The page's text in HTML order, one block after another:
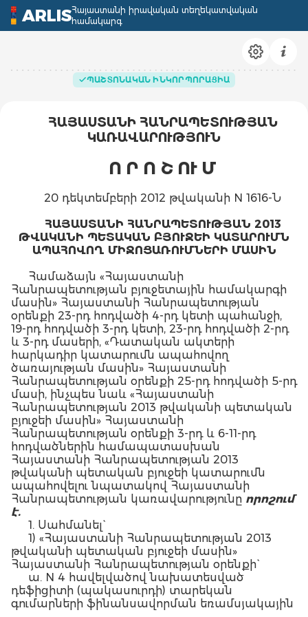
ARLISՀայաստանի իրավական տեղեկատվական
համակարգ
ՊԱՇՏՈՆԱԿԱՆ ԻՆԿՈՐՊՈՐԱՑԻԱ
ՀԱՅԱՍՏԱՆԻ ՀԱՆՐԱՊԵՏՈՒԹՅԱՆ
ԿԱՌԱՎԱՐՈՒԹՅՈՒՆ
Ո Ր Ո Շ ՈՒ Մ
20 դեկտեմբերի 2012 թվականի N 1616-Ն
ՀԱՅԱՍՏԱՆԻ ՀԱՆՐԱՊԵՏՈՒԹՅԱՆ 2013
ԹՎԱԿԱՆԻ ՊԵՏԱԿԱՆ ԲՅՈՒՋԵԻ ԿԱՏԱՐՈՒՄՆ
ԱՊԱՀՈՎՈՂ ՄԻՋՈՑԱՌՈՒՄՆԵՐԻ ՄԱՍԻՆ
Համաձայն «Հայաստանի
Հանրապետության բյուջետային համակարգի
մասին» Հայաստանի Հանրապետության
օրենքի 23-րդ հոդվածի 4-րդ կետի պահանջի,
19-րդ հոդվածի 3-րդ կետի, 23-րդ հոդվածի 2-րդ
և 3-րդ մասերի, «Դատական ակտերի
հարկադիր կատարումն ապահովող
ծառայության մասին» Հայաստանի
Հանրապետության օրենքի 25-րդ հոդվածի 5-րդ
մասի, ինչպես նաև «Հայաստանի
Հանրապետության 2013 թվականի պետական
բյուջեի մասին» Հայաստանի
Հանրապետության օրենքի 3-րդ և 6-11-րդ
հոդվածներին համապատասխան
Հայաստանի Հանրապետության 2013
թվականի պետական բյուջեի կատարումն
ապահովելու նպատակով Հայաստանի
Հանրապետության կառավարությունը որոշում
է.
1. Սահմանել`
1) «Հայաստանի Հանրապետության 2013
թվականի պետական բյուջեի մասին»
Հայաստանի Հանրապետության օրենքի`
ա. N 4 հավելվածով նախատեսված
դեֆիցիտի (պակասուրդի) տարեկան
գումարների ֆինանսավորման եռամսյակային